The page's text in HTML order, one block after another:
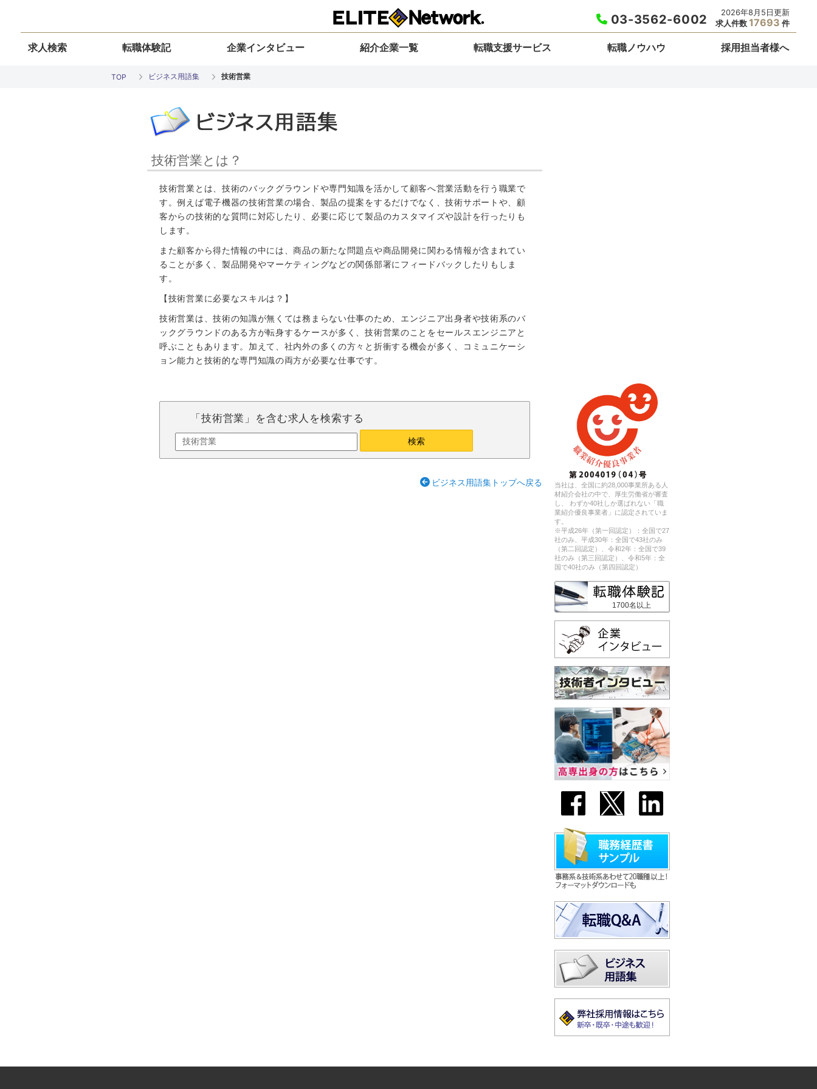
2026年8月5日更新
求人件数 17693 件
03-3562-6002
求人検索 転職体験記 企業インタビュー 紹介企業一覧 転職支援サービス 転職ノウハウ 採用担当者様へ
TOP ビジネス用語集 技術営業
技術営業とは？
技術営業とは、技術のバックグラウンドや専門知識を活かして顧客へ営業活動を行う職業で
す。例えば電子機器の技術営業の場合、製品の提案をするだけでなく、技術サポートや、顧
客からの技術的な質問に対応したり、必要に応じて製品のカスタマイズや設計を行ったりも
します。
また顧客から得た情報の中には、商品の新たな問題点や商品開発に関わる情報が含まれてい
ることが多く、製品開発やマーケティングなどの関係部署にフィードバックしたりもしま
す。
【技術営業に必要なスキルは？】
技術営業は、技術の知識が無くては務まらない仕事のため、エンジニア出身者や技術系のバ
ックグラウンドのある方が転身するケースが多く、技術営業のことをセールスエンジニアと
呼ぶこともあります。加えて、社内外の多くの方々と折衝する機会が多く、コミュニケーシ
ョン能力と技術的な専門知識の両方が必要な仕事です。
「技術営業」を含む求人を検索する
ビジネス用語集トップへ戻る
当社は、全国に約28,000事業所ある人
材紹介会社の中で、厚生労働省が審査
し、 わずか40社しか選ばれない「職
業紹介優良事業者」に認定されていま
す。
※平成26年（第一回認定）：全国で27
社のみ、平成30年：全国で43社のみ
（第二回認定）、令和2年：全国で39
社のみ（第三回認定）、令和5年：全
国で40社のみ（第四回認定）
1700名以上